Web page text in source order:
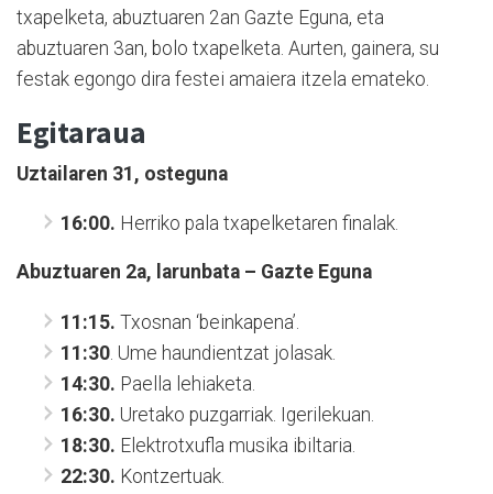
txapelketa, abuztuaren 2an Gazte Eguna, eta
abuztuaren 3an, bolo txapelketa. Aurten, gainera, su
festak egongo dira festei amaiera itzela emateko.
Egitaraua
Uztailaren 31, osteguna
16:00. Herriko pala txapelketaren finalak.
Abuztuaren 2a, larunbata – Gazte Eguna
11:15. Txosnan ‘beinkapena’.
11:30 . Ume haundientzat jolasak.
14:30. Paella lehiaketa.
16:30. Uretako puzgarriak. Igerilekuan.
18:30. Elektrotxufla musika ibiltaria.
22:30. Kontzertuak.